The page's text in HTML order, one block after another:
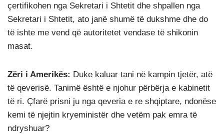
çertifikohen nga Sekretari i Shtetit dhe shpallen nga
Sekretari i Shtetit, ato janë shumë të dukshme dhe do
të ishte me vend që autoritetet vendase të shikonin
masat.
Zëri i Amerikës: Duke kaluar tani në kampin tjetër, atë
të qeverisë. Tanimë është e njohur përbërja e kabinetit
të ri. Çfarë prisni ju nga qeveria e re shqiptare, ndonëse
kemi të njejtin kryeministër dhe vetëm pak emra të
ndryshuar?